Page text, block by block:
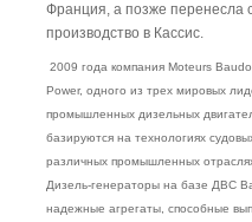
Франция, а позже перенесла
производство в Кассис.
2009 года компания Moteurs
Power, одного из трех мировых
промышленных дизельных
базируются на технологиях
различных промышленных
Дизель-генераторы на базе ДВС
надежные агрегаты, способные